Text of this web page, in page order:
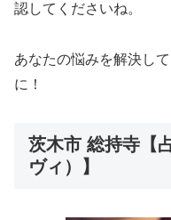
認してくださいね。
あなたの悩みを解決し
に！
茨木市 総持寺【
ヴィ）】